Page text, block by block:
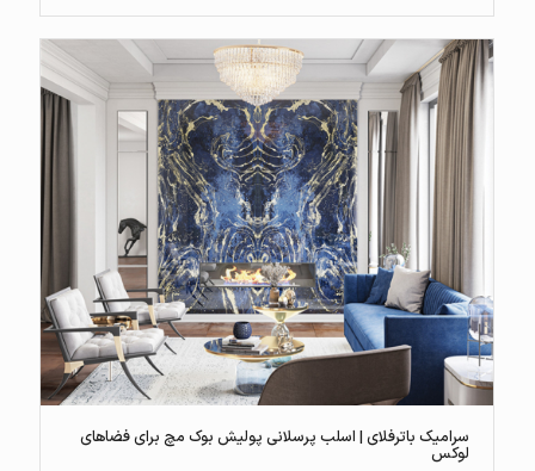
سرامیک باترفلای | اسلب پرسلانی پولیش بوک مچ برای فضاهای
لوکس